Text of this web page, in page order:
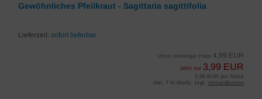
Gewöhnliches Pfeilkraut - Sagittaria sagittifolia
Lieferzeit: sofort lieferbar
Unser bisheriger Preis 4,99 EUR
Jetzt nur 3,99 EUR
3,99 EUR pro Stück
inkl. 7 % MwSt. zzgl. Versandkosten